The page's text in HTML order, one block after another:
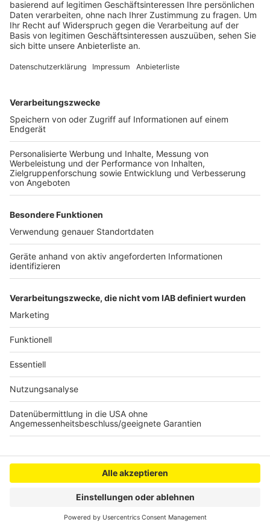
Westfalen.
Anzeige
Eine Übersicht mit dem neuen Fahrplan, allen
Änderungen und Neuerungen vom VRR befindet sich
auf dieser Seite:Hier klicken.
Der VRS informiert auf dieserSeite
Fahrplanwechsel. Andere Verkehrsverbunde, zum
Beispiel im Raum Münster (VGM) oder
Ostwestfalenlippe (OWLV) sind in diesem Jahr von
Änderungen kaum betroffen.
Anzeige
Anzeige